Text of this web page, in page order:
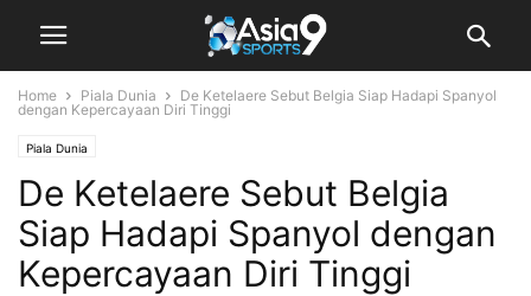
Home Piala Dunia
De Ketelaere Sebut Belgia Siap Hadapi Spanyol
dengan Kepercayaan Diri Tinggi
Piala Dunia
De Ketelaere Sebut Belgia
Siap Hadapi Spanyol dengan
Kepercayaan Diri Tinggi